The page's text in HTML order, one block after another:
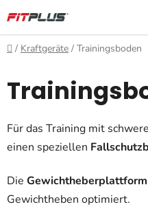
Inhalt
springen
Startseite
/ Kraftgeräte / Trainingsboden
Für das Training mit
einen speziellen
Die Gewichtheberplattform
Gewichtheben optimiert.